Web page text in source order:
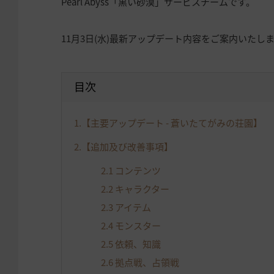
11月3日(水)最新アップデート内容をご案内いたし
目次
1. 【主要アップデート - 蒼いたてがみの荘園】
2. 【追加及び改善事項】
2.1 コンテンツ
2.2 キャラクター
2.3 アイテム
2.4 モンスター
2.5依頼、知識
2.6拠点戦、占領戦